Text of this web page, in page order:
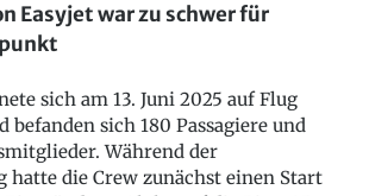
Easyjet war zu schwer für
sich am 13. Juni 2025 auf Flug
befanden sich 180 Passagiere und
Während der
hatte die Crew zunächst einen Start